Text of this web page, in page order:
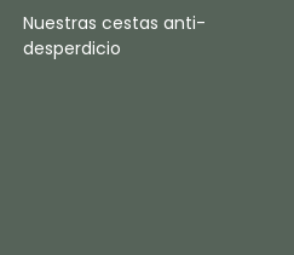
Nuestras cestas anti-
desperdicio